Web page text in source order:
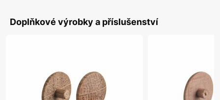
Doplňkové výrobky a příslušenství